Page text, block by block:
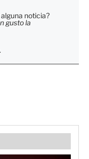
noticia?
gusto la